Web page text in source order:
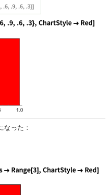
なった：
ChartLabels ->